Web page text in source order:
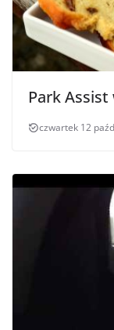
Park
czwartek 12